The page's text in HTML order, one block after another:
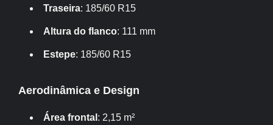
Traseira: 185/60 R15
Altura do flanco: 111 mm
Estepe: 185/60 R15
Aerodinâmica e Design
Área frontal : 2,15 m²